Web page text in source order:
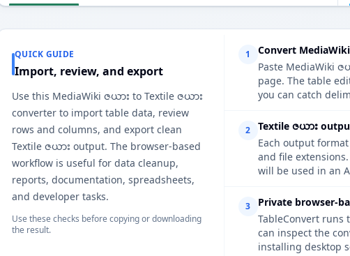
QUICK GUIDE
Import, review, and export
Use this MediaWiki ဇယား to Textile ဇယား
converter to import table data, review
rows and columns, and export clean
Textile ဇယား output. The browser-based
workflow is useful for data cleanup,
reports, documentation, spreadsheets,
and developer tasks.
Use these checks before copying or downloading
the result.
1
Convert
Paste MediaWiki
page. The table
you can catch
2
Textile ဇယား
Each output
and file
will be used in an
3
Private browser-
TableConvert runs
can inspect the
installing desktop